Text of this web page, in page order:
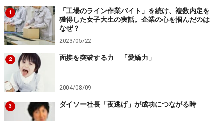
1
「工場のライン作業バイト」を続け、複数内定を
獲得した女子大生の実話。企業の心を掴んだのは
なぜ？
2023/05/22
2 面接を突破する力 「愛嬌力」
2004/08/09
3 ダイソー社長「夜逃げ」が成功につながる時